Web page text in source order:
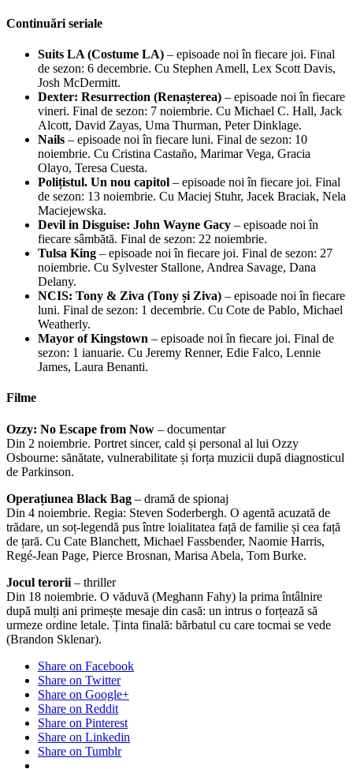
Continuări seriale
Suits LA (Costume LA) – episoade noi în fiecare joi. Final
de sezon: 6 decembrie. Cu Stephen Amell, Lex Scott Davis,
Josh McDermitt.
Dexter: Resurrection (Renașterea) – episoade noi în fiecare
vineri. Final de sezon: 7 noiembrie. Cu Michael C. Hall, Jack
Alcott, David Zayas, Uma Thurman, Peter Dinklage.
Nails – episoade noi în fiecare luni. Final de sezon: 10
noiembrie. Cu Cristina Castaño, Marimar Vega, Gracia
Olayo, Teresa Cuesta.
Polițistul. Un nou capitol – episoade noi în fiecare joi. Final
de sezon: 13 noiembrie. Cu Maciej Stuhr, Jacek Braciak, Nela
Maciejewska.
Devil in Disguise: John Wayne Gacy – episoade noi în
fiecare sâmbătă. Final de sezon: 22 noiembrie.
Tulsa King – episoade noi în fiecare joi. Final de sezon: 27
noiembrie. Cu Sylvester Stallone, Andrea Savage, Dana
Delany.
NCIS: Tony & Ziva (Tony și Ziva) – episoade noi în fiecare
luni. Final de sezon: 1 decembrie. Cu Cote de Pablo, Michael
Weatherly.
Mayor of Kingstown – episoade noi în fiecare joi. Final de
sezon: 1 ianuarie. Cu Jeremy Renner, Edie Falco, Lennie
James, Laura Benanti.
Filme
Ozzy: No Escape from Now – documentar
Din 2 noiembrie. Portret sincer, cald și personal al lui Ozzy
Osbourne: sănătate, vulnerabilitate și forța muzicii după diagnosticul
de Parkinson.
Operațiunea Black Bag – dramă de spionaj
Din 4 noiembrie. Regia: Steven Soderbergh. O agentă acuzată de
trădare, un soț-legendă pus între loialitatea față de familie și cea față
de țară. Cu Cate Blanchett, Michael Fassbender, Naomie Harris,
Regé-Jean Page, Pierce Brosnan, Marisa Abela, Tom Burke.
Jocul terorii – thriller
Din 18 noiembrie. O văduvă (Meghann Fahy) la prima întâlnire
după mulți ani primește mesaje din casă: un intrus o forțează să
urmeze ordine letale. Ținta finală: bărbatul cu care tocmai se vede
(Brandon Sklenar).
Share on Facebook
Share on Twitter
Share on Google+
Share on Reddit
Share on Pinterest
Share on Linkedin
Share on Tumblr